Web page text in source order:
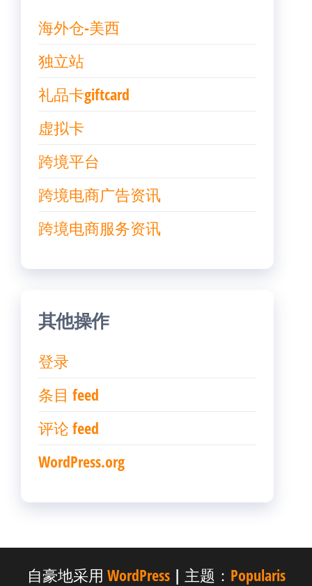
海外仓-美西
独立站
礼品卡giftcard
虚拟卡
跨境平台
跨境电商广告资讯
跨境电商服务资讯
其他操作
登录
条目 feed
评论 feed
WordPress.org
自豪地采用 WordPress | 主题： Popularis